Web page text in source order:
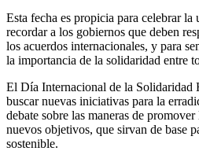
Esta fecha es propicia para celebrar la
recordar a los gobiernos que deben
los acuerdos internacionales, y para
la importancia de la solidaridad entre
El Día Internacional de la Solidaridad
buscar nuevas iniciativas para la
debate sobre las maneras de
nuevos objetivos, que sirvan de base
sostenible.